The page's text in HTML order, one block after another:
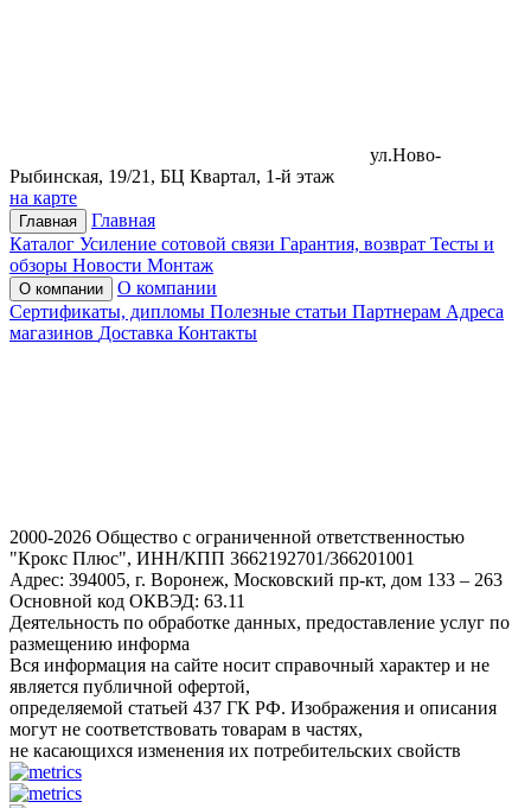
ул.Ново-
Рыбинская, 19/21, БЦ Квартал, 1-й этаж
на карте
Главная
Главная
Каталог Усиление сотовой связи Гарантия, возврат Тесты и
обзоры Новости Монтаж
О компании
О компании
Сертификаты, дипломы Полезные статьи Партнерам Адреса
магазинов Доставка Контакты
2000-2026 Общество с ограниченной ответственностью
"Крокс Плюс", ИНН/КПП 3662192701/366201001
Адрес: 394005, г. Воронеж, Московский пр-кт, дом 133 – 263
Основной код ОКВЭД: 63.11
Деятельность по обработке данных, предоставление услуг по
размещению информа
Вся информация на сайте носит справочный характер и не
является публичной офертой,
определяемой статьей 437 ГК РФ. Изображения и описания
могут не соответствовать товарам в частях,
не касающихся изменения их потребительских свойств